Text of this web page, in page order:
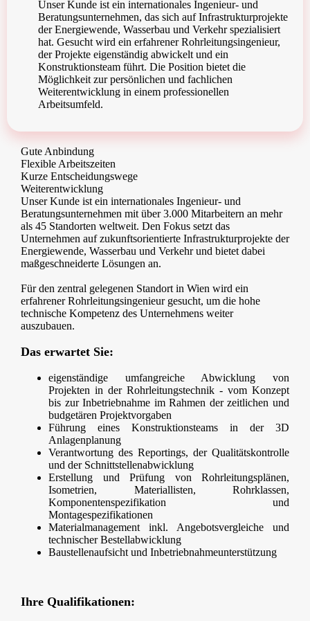
Unser Kunde ist ein internationales Ingenieur- und
Beratungsunternehmen, das sich auf Infrastrukturprojekte
der Energiewende, Wasserbau und Verkehr spezialisiert
hat. Gesucht wird ein erfahrener Rohrleitungsingenieur,
der Projekte eigenständig abwickelt und ein
Konstruktionsteam führt. Die Position bietet die
Möglichkeit zur persönlichen und fachlichen
Weiterentwicklung in einem professionellen
Arbeitsumfeld.
Gute Anbindung
Flexible Arbeitszeiten
Kurze Entscheidungswege
Weiterentwicklung
Unser Kunde ist ein internationales Ingenieur- und
Beratungsunternehmen mit über 3.000 Mitarbeitern an mehr
als 45 Standorten weltweit. Den Fokus setzt das
Unternehmen auf zukunftsorientierte Infrastrukturprojekte der
Energiewende, Wasserbau und Verkehr und bietet dabei
maßgeschneiderte Lösungen an.
Für den zentral gelegenen Standort in Wien wird ein
erfahrener Rohrleitungsingenieur gesucht, um die hohe
technische Kompetenz des Unternehmens weiter
auszubauen.
Das erwartet Sie:
eigenständige umfangreiche Abwicklung von
Projekten in der Rohrleitungstechnik - vom Konzept
bis zur Inbetriebnahme im Rahmen der zeitlichen und
budgetären Projektvorgaben
Führung eines Konstruktionsteams in der 3D
Anlagenplanung
Verantwortung des Reportings, der Qualitätskontrolle
und der Schnittstellenabwicklung
Erstellung und Prüfung von Rohrleitungsplänen,
Isometrien, Materiallisten, Rohrklassen,
Komponentenspezifikation und
Montagespezifikationen
Materialmanagement inkl. Angebotsvergleiche und
technischer Bestellabwicklung
Baustellenaufsicht und Inbetriebnahmeunterstützung
Ihre Qualifikationen: